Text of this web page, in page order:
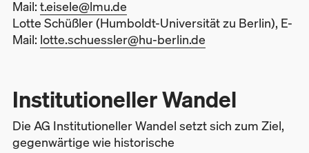
Mail:t.eisele@lmu.de
Lotte Schüßler (Humboldt-Universität zu Berlin), E-
Mail: lotte.schuessler@hu-berlin.de
Institutioneller Wandel
Die AG Institutioneller Wandel setzt sich zum Ziel,
gegenwärtige wie historische